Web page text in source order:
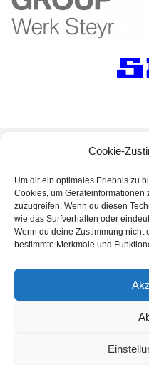
Cookie-
Um dir ein optimales Erlebnis zu
Cookies, um
zuzugreifen. Wenn du diesen
wie das Surfverhalten oder
Wenn du deine Zustimmung nicht
bestimmte Merkmale und
AGB